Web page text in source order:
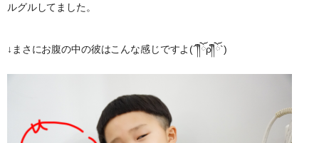
ルグルしてました。
↓まさにお腹の中の彼はこんな感じですよ(´༎ຶོρ༎ຶོ`)